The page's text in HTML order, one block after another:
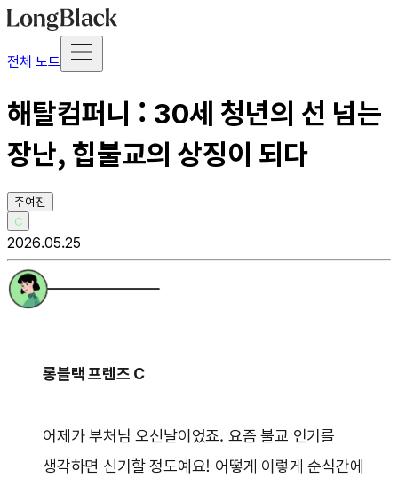
전체 노트
해탈컴퍼니 : 30세 청년의 선 넘는
장난, 힙불교의 상징이 되다
주여진
C
2026.05.25
롱블랙 프렌즈 C
어제가 부처님 오신날이었죠. 요즘 불교 인기를
생각하면 신기할 정도예요! 어떻게 이렇게 순식간에